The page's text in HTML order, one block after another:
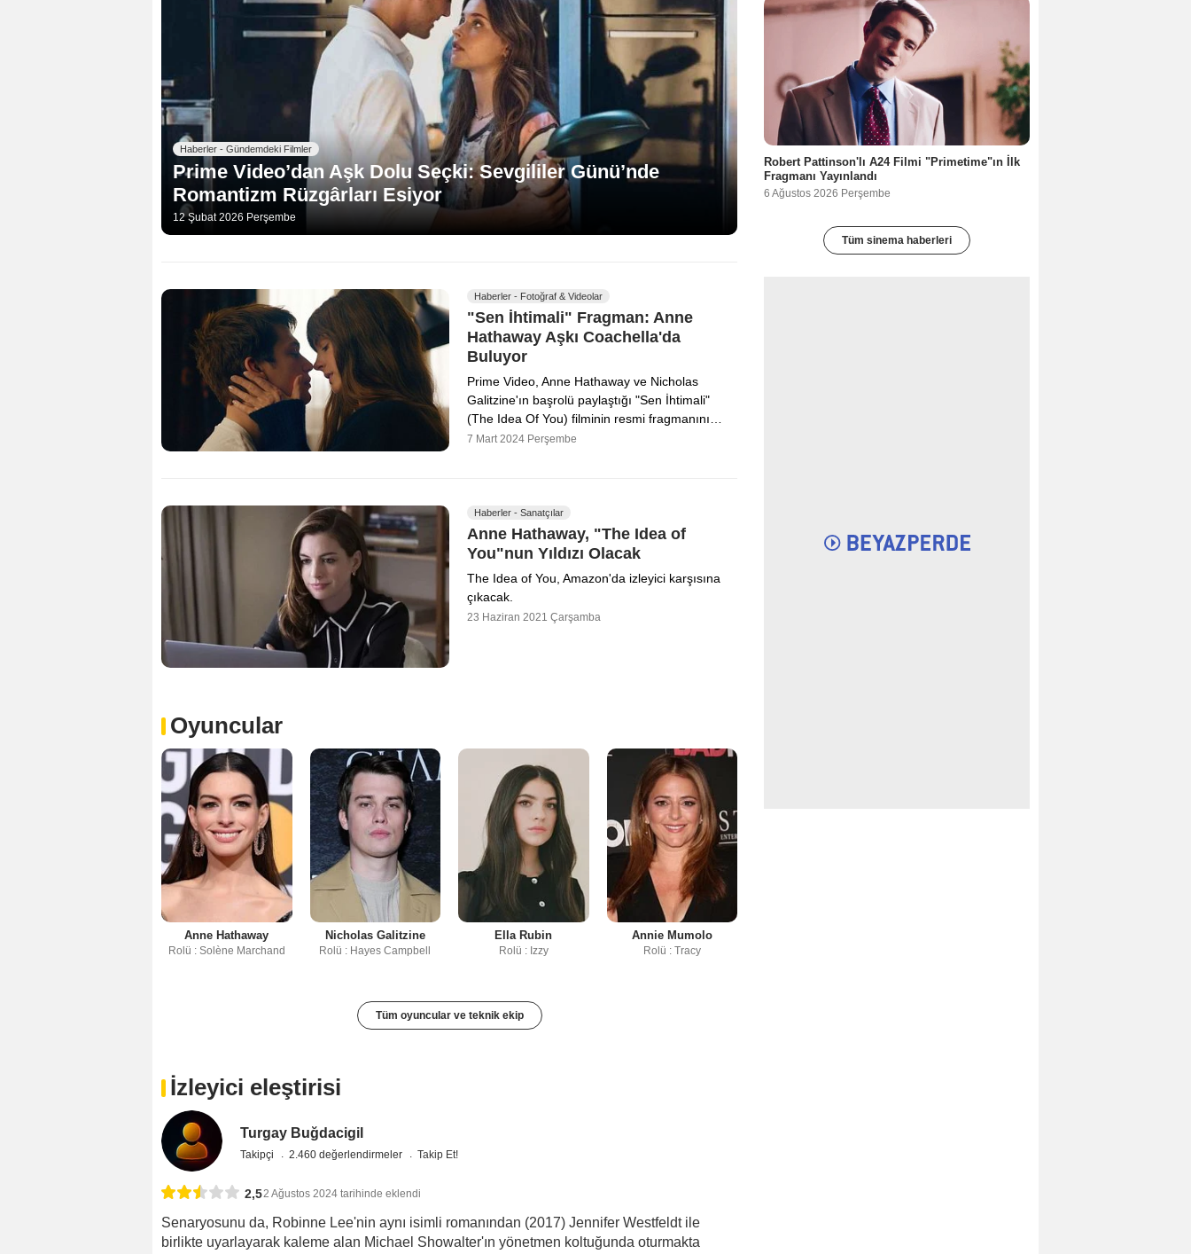
Haberler - Gündemdeki Filmler
Prime Video’dan Aşk Dolu Seçki: Sevgililer Günü’nde
Romantizm Rüzgârları Esiyor
12 Şubat 2026 Perşembe
Haberler - Fotoğraf & Videolar
"Sen İhtimali" Fragman: Anne
Hathaway Aşkı Coachella'da
Buluyor
Prime Video, Anne Hathaway ve Nicholas
Galitzine'ın başrolü paylaştığı "Sen İhtimali"
(The Idea Of You) filminin resmi fragmanını…
7 Mart 2024 Perşembe
Haberler - Sanatçılar
Anne Hathaway, "The Idea of
You"nun Yıldızı Olacak
The Idea of You, Amazon'da izleyici karşısına
çıkacak.
23 Haziran 2021 Çarşamba
Oyuncular
Anne Hathaway
Rolü : Solène Marchand
Nicholas Galitzine
Rolü : Hayes Campbell
Ella Rubin
Rolü : Izzy
Annie Mumolo
Rolü : Tracy
Tüm oyuncular ve teknik ekip
İzleyici eleştirisi
Turgay Buğdacigil
Takipçi 2.460 değerlendirmeler Takip Et!
2,52 Ağustos 2024 tarihinde eklendi
Senaryosunu da, Robinne Lee'nin aynı isimli romanından (2017) Jennifer Westfeldt ile
birlikte uyarlayarak kaleme alan Michael Showalter'ın yönetmen koltuğunda oturmakta
Robert Pattinson'lı A24 Filmi "Primetime"ın İlk
Fragmanı Yayınlandı
6 Ağustos 2026 Perşembe
Tüm sinema haberleri